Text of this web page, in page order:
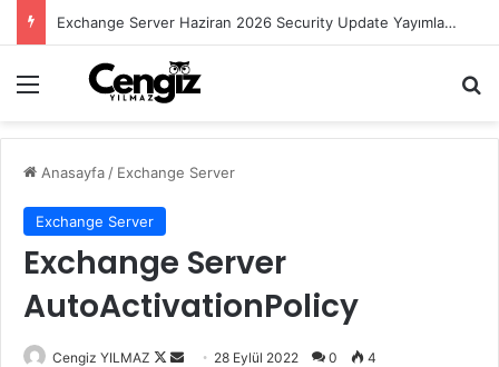
Exchange Server Haziran 2026 Security Update Yayımlandı
Menü
Anasayfa / Exchange Server
Exchange Server
Exchange Server
AutoActivationPolicy
Cengiz YILMAZ
Follow
Bir
28 Eylül 2022 0 4